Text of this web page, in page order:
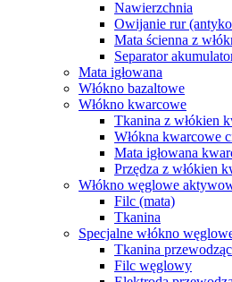
Nawierzchnia
Owijanie rur
Mata ścienna z
Separator
Mata igłowana
Włókno bazaltowe
Włókno kwarcowe
Tkanina z włókien
Włókna kwarcowe
Mata igłowana
Przędza z włókien
Włókno węglowe
Filc (mata)
Tkanina
Specjalne włókno
Tkanina
Filc węglowy